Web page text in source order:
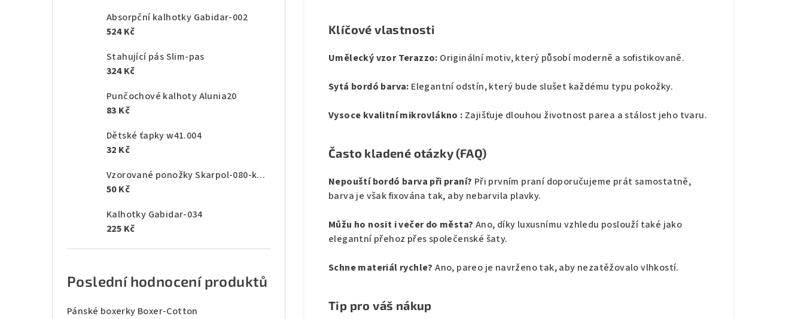
Absorpční kalhotky Gabidar-002
524 Kč
Stahující pás Slim-pas
324 Kč
Punčochové kalhoty Alunia20
83 Kč
Dětské ťapky w41.004
32 Kč
Vzorované ponožky Skarpol-080-kaktus
50 Kč
Kalhotky Gabidar-034
225 Kč
Poslední hodnocení produktů
Pánské boxerky Boxer-Cotton
Klíčové vlastnosti
Umělecký vzor Terazzo: Originální motiv, který působí moderně a sofistikovaně.
Sytá bordó barva: Elegantní odstín, který bude slušet každému typu pokožky.
Vysoce kvalitní mikrovlákno : Zajišťuje dlouhou životnost parea a stálost jeho tvaru.
Často kladené otázky (FAQ)
Nepouští bordó barva při praní? Při prvním praní doporučujeme prát samostatně,
barva je však fixována tak, aby nebarvila plavky.
Můžu ho nosit i večer do města? Ano, díky luxusnímu vzhledu poslouží také jako
elegantní přehoz přes společenské šaty.
Schne materiál rychle?Ano, pareo je navrženo tak, aby nezatěžovalo vlhkostí.
Tip pro váš nákup